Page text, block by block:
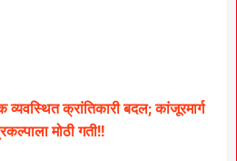
क्रांतिकारी बदल; कांजूरमार्ग
मोठी गती!!